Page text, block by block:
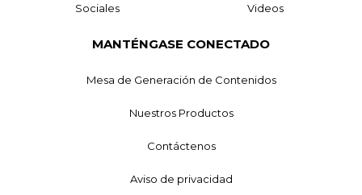
Sociales Videos
MANTÉNGASE CONECTADO
Mesa de Generación de Contenidos
Nuestros Productos
Contáctenos
Aviso de privacidad